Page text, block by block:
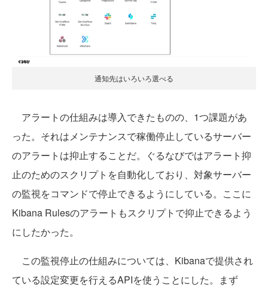
通知先はいろいろ選べる
アラートの仕組みは導入できたものの、1つ課題があ
った。それはメンテナンスで稼働停止しているサーバー
のアラートは抑止することだ。ぐるなびではアラート抑
止のためのスクリプトを自動化しており、対象サーバー
の監視をコマンドで停止できるようにしている。ここに
Kibana Rulesのアラートもスクリプトで抑止できるよう
にしたかった。
この監視停止の仕組みについては、Kibanaで提供され
ている設定変更を行えるAPIを使うことにした。まず